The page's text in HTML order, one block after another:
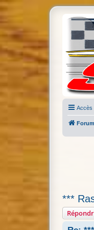
Accès
***